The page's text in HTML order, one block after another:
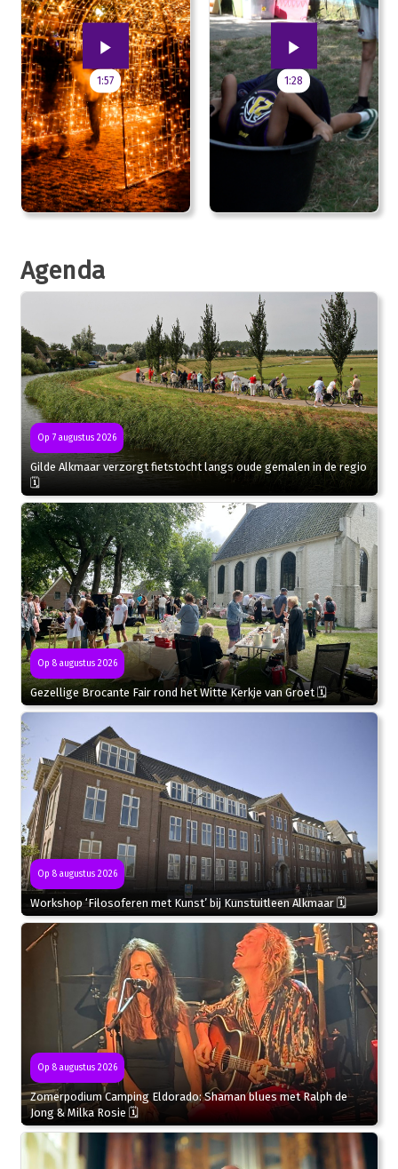
1:57 1:28
Agenda
Op 7 augustus 2026
Gilde Alkmaar verzorgt fietstocht langs oude gemalen in de regio
🗓
Op 8 augustus 2026
Gezellige Brocante Fair rond het Witte Kerkje van Groet 🗓
Op 8 augustus 2026
Workshop ‘Filosoferen met Kunst’ bij Kunstuitleen Alkmaar 🗓
Op 8 augustus 2026
Zomerpodium Camping Eldorado: Shaman blues met Ralph de
Jong & Milka Rosie 🗓